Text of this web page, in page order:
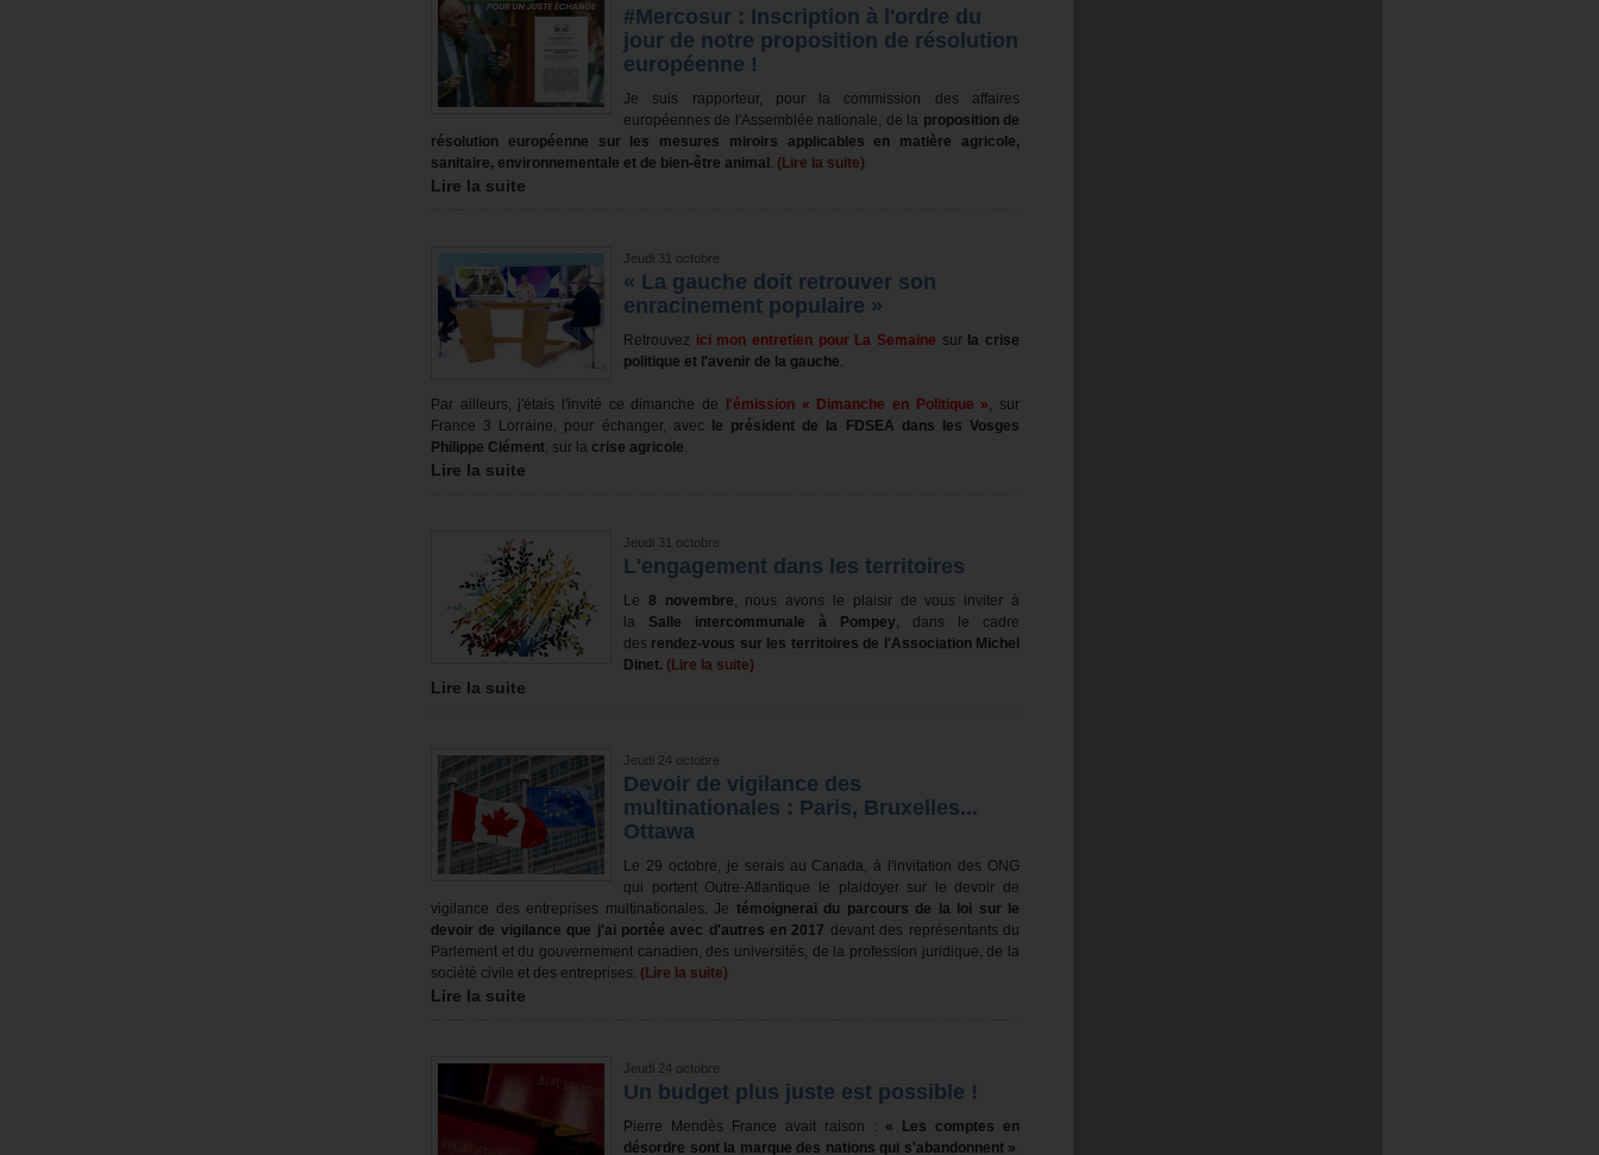
#Mercosur : Inscription à l'ordre du
jour de notre proposition de résolution
européenne !
Je suis rapporteur, pour la commission des affaires
européennes de l'Assemblée nationale, de la proposition de
résolution européenne
sur les mesures miroirs applicables en matière agricole,
sanitaire, environnementale et de bien-être animal . (Lire la suite)
Lire la suite
Jeudi 31 octobre
« La gauche doit retrouver son
enracinement populaire »
Retrouvez ici mon entretien pour La Semaine sur la crise
politique et l'avenir de la gauche.
Par ailleurs, j'étais l'invité ce dimanche de l'émission « Dimanche en Politique », sur
France 3 Lorraine, pour échanger, avec
le président de la FDSEA dans les Vosges
Philippe Clément, sur la crise agricole.
Lire la suite
Jeudi 31 octobre
L'engagement dans les territoires
Le 8 novembre, nous avons le plaisir de vous inviter à
la Salle intercommunale à Pompey, dans le cadre
des rendez-vous sur les territoires de l'Association Michel
Dinet. (Lire la suite)
Lire la suite
Jeudi 24 octobre
Devoir de vigilance des
multinationales : Paris, Bruxelles...
Ottawa
Le 29 octobre, je serais au Canada, à l'invitation des ONG
qui portent Outre-Atlantique le plaidoyer sur le devoir de
vigilance des entreprises multinationales. Je témoignerai du parcours de la loi sur le
devoir de vigilance que j'ai portée avec d'autres en 2017 devant des représentants du
Parlement et du gouvernement canadien, des universités, de la profession juridique, de la
société civile et des entreprises. (Lire la suite)
Lire la suite
Jeudi 24 octobre
Un budget plus juste est possible !
Pierre Mendès France avait raison : « Les comptes en
désordre sont la marque des nations qui s'abandonnent ».